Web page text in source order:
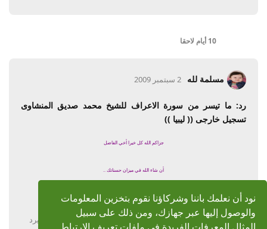
نود أن نعلمك باننا وشركاؤنا نقوم بتخزين المعلومات
والوصول إليها عبر جهازك، ومن ذلك على سبيل
المثال المعرفات الفريدة في ملفات تعريف الارتباط
10 أيام لاحقا
مسلمة لله 2 سبتمبر 2009
رد: ما تيسر من سورة الاعراف للشيخ محمد صديق المنشاوى
تسجيل خارجى (( ليبيا ))
جزاكم الله كل خيرا أخي الفاضل
أن شاء الله في ميزان حسناتك ..
بارك الله فيك
يرد